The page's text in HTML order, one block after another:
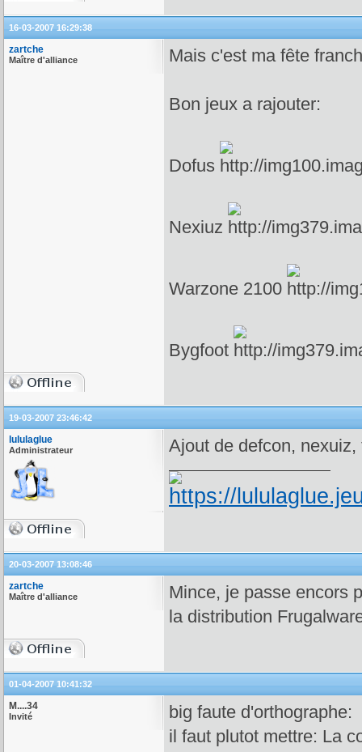
16-03-2007 16:29:38
zartche
Maître d'alliance Mais c'est ma fête
Bon jeux a rajouter:
Dofus
Nexiuz
Warzone 2100
Bygfoot
19-03-2007 23:46:42
lululaglue
Administrateur Ajout de defcon,
20-03-2007 13:08:46
zartche
Maître d'alliance
Mince, je passe encors
la distribution
01-04-2007 10:41:32
M....34
Invité
big faute d'orthographe:
il faut plutot mettre: La